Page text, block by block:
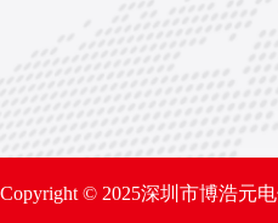
Copyright © 2025深圳市博浩元